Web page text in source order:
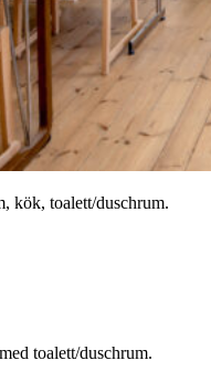
kök, toalett/duschrum.
toalett/duschrum.